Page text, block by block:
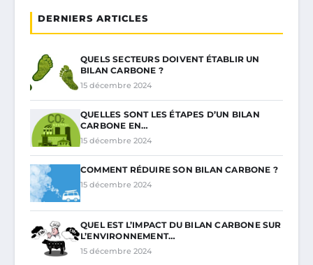
DERNIERS ARTICLES
QUELS SECTEURS DOIVENT ÉTABLIR UN
BILAN CARBONE ?
15 décembre 2024
QUELLES SONT LES ÉTAPES D’UN BILAN
CARBONE EN…
15 décembre 2024
COMMENT RÉDUIRE SON BILAN CARBONE ?
15 décembre 2024
QUEL EST L’IMPACT DU BILAN CARBONE SUR
L’ENVIRONNEMENT…
15 décembre 2024